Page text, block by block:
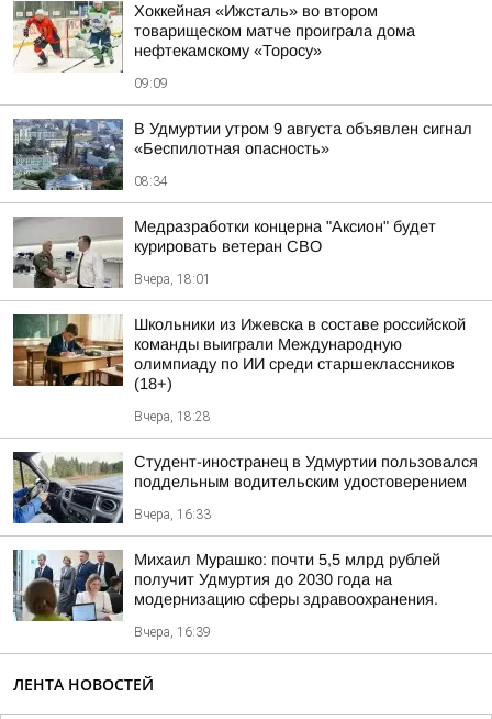
Хоккейная «Ижсталь» во втором
товарищеском матче проиграла дома
нефтекамскому «Торосу»
09:09
В Удмуртии утром 9 августа объявлен сигнал
«Беспилотная опасность»
08:34
Медразработки концерна "Аксион" будет
курировать ветеран СВО
Вчера, 18:01
Школьники из Ижевска в составе российской
команды выиграли Международную
олимпиаду по ИИ среди старшеклассников
(18+)
Вчера, 18:28
Студент-иностранец в Удмуртии пользовался
поддельным водительским удостоверением
Вчера, 16:33
Михаил Мурашко: почти 5,5 млрд рублей
получит Удмуртия до 2030 года на
модернизацию сферы здравоохранения.
Вчера, 16:39
ЛЕНТА НОВОСТЕЙ